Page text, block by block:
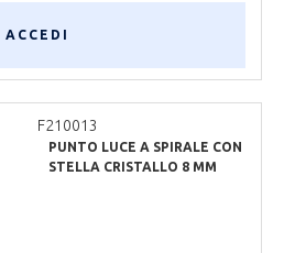
ACCEDI
F210013
PUNTO LUCE A SPIRALE CON
STELLA CRISTALLO 8 MM